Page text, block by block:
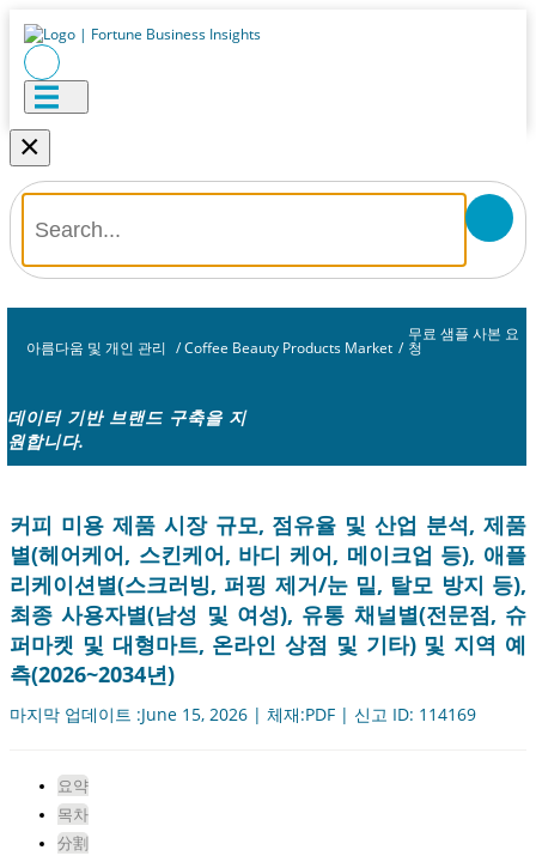
×
아름다움 및 개인 관리 / Coffee Beauty Products Market /
무료 샘플 사본 요
청
데이터 기반 브랜드 구축을 지
원합니다.
커피 미용 제품 시장 규모, 점유율 및 산업 분석, 제품
별(헤어케어, 스킨케어, 바디 케어, 메이크업 등), 애플
리케이션별(스크러빙, 퍼핑 제거/눈 밑, 탈모 방지 등),
최종 사용자별(남성 및 여성), 유통 채널별(전문점, 슈
퍼마켓 및 대형마트, 온라인 상점 및 기타) 및 지역 예
측(2026~2034년)
마지막 업데이트 :June 15, 2026 | 체재:PDF | 신고 ID: 114169
요약
목차
分割